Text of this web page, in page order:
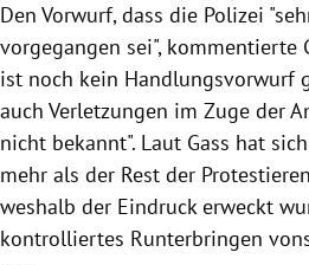
Den Vorwurf, dass die Polizei
vorgegangen sei", kommentierte
ist noch kein Handlungsvorwurf
auch Verletzungen im Zuge der
nicht bekannt". Laut Gass hat
mehr als der Rest der
weshalb der Eindruck erweckt
kontrolliertes Runterbringen